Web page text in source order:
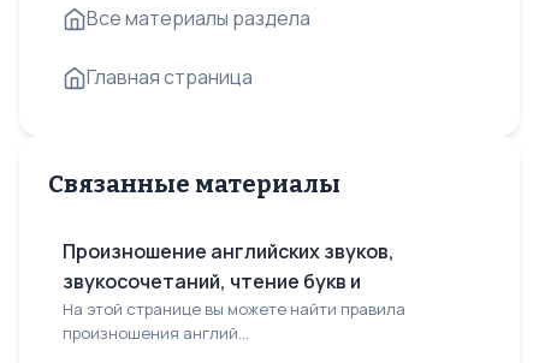
Все материалы раздела
Главная страница
Связанные материалы
Произношение английских звуков,
звукосочетаний, чтение букв и
На этой странице вы можете найти правила
произношения англий...